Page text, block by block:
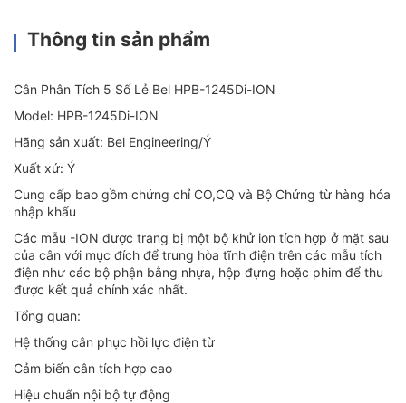
Thông tin sản phẩm
Cân Phân Tích 5 Số Lẻ Bel HPB-1245Di-ION
Model: HPB-1245Di-ION
Hãng sản xuất: Bel Engineering/Ý
Xuất xứ: Ý
Cung cấp bao gồm chứng chỉ CO,CQ và Bộ Chứng từ hàng hóa
nhập khẩu
Các mẫu -ION được trang bị một bộ khử ion tích hợp ở mặt sau
của cân với mục đích để trung hòa tĩnh điện trên các mẫu tích
điện như các bộ phận bằng nhựa, hộp đựng hoặc phim để thu
được kết quả chính xác nhất.
Tổng quan:
Hệ thống cân phục hồi lực điện từ
Cảm biến cân tích hợp cao
Hiệu chuẩn nội bộ tự động